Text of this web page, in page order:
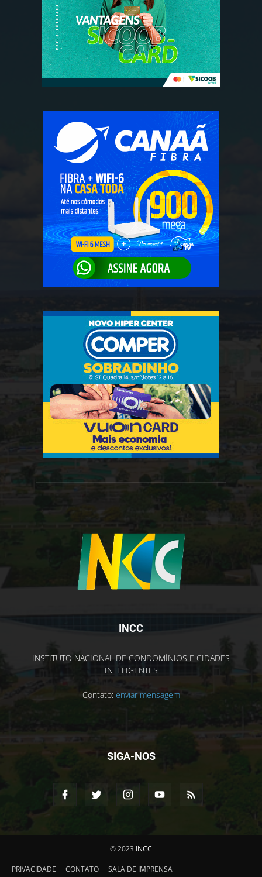
INCC
INSTITUTO NACIONAL DE CONDOMÍNIOS E CIDADES
INTELIGENTES
Contato: enviar mensagem
SIGA-NOS
© 2023 INCC
PRIVACIDADE CONTATO SALA DE IMPRENSA